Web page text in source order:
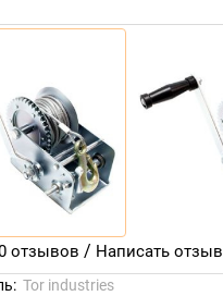
отзывов / Написать отзыв
Tor industries